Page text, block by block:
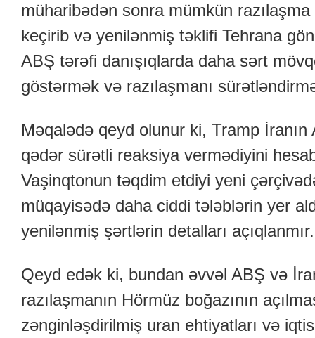
müharibədən sonra mümkün
keçirib və yenilənmiş təklifi Tehrana
ABŞ tərəfi danışıqlarda daha sərt
göstərmək və razılaşmanı
Məqalədə qeyd olunur ki, Tramp
qədər sürətli reaksiya vermədiyini
Vaşinqtonun təqdim etdiyi yeni
müqayisədə daha ciddi tələblərin yer
yenilənmiş şərtlərin detalları açıqlanmır.
Qeyd edək ki, bundan əvvəl ABŞ və
razılaşmanın Hörmüz boğazının
zənginləşdirilmiş uran ehtiyatları və